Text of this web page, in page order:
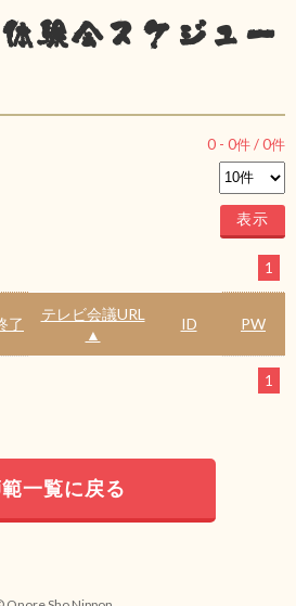
験会スケジュー
0 - 0件 /0件
1
了
テレビ会議URL
▲
ID PW
1
一覧に戻る